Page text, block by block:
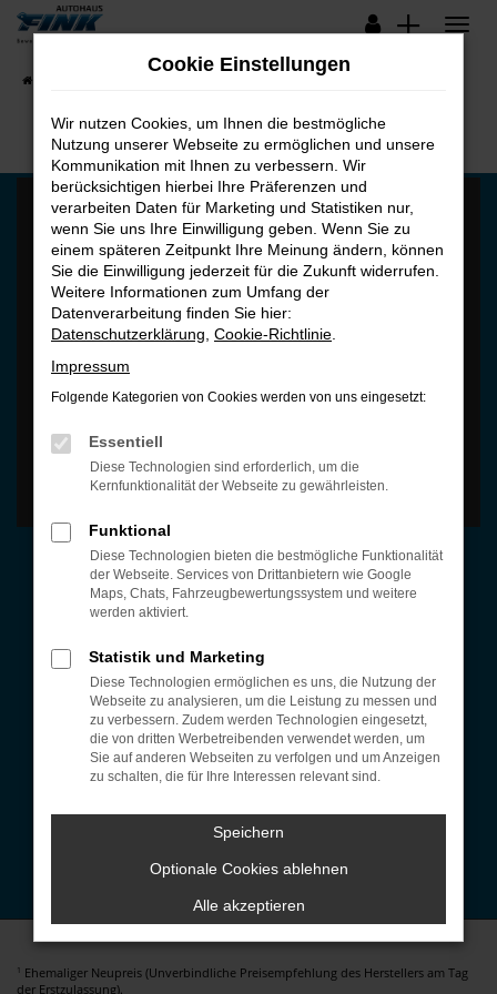
Zum
springen
Lagerfahrzeuge
Es wird versucht, Inhalte von maps.google.com
können Daten an Dritte weitergegeben werden. Wenn Sie damit
einverstanden sind, klicken Sie bitte auf "Bestätigen".
Bestätigen
Öffnungszeiten
Montag bis Donnerstag:
07:30 bis 12:00 Uhr und 13:00 bis 17:00 Uhr
Freitag:
07:30 bis 14:00 Uhr
Autohaus-Cockpit
Fahrzeug-Showroom|EU-Fahrzeuge Konfigurator|
Werkstattleistungen |Über uns|Kontakt|
Ansprechpartner
Tel.: +49 (0) 8324 445
E-Mail: info@fink-autohaus.de
1 Ehemaliger Neupreis (Unverbindliche Preisempfehlung des Herstellers am Tag
der Erstzulassung).
Cookie Einstellungen
Wir nutzen Cookies, um Ihnen die bestmögliche
Nutzung unserer Webseite zu ermöglichen und unsere
Kommunikation mit Ihnen zu verbessern. Wir
berücksichtigen hierbei Ihre Präferenzen und
verarbeiten Daten für Marketing und Statistiken nur,
wenn Sie uns Ihre Einwilligung geben. Wenn Sie zu
einem späteren Zeitpunkt Ihre Meinung ändern, können
Sie die Einwilligung jederzeit für die Zukunft widerrufen.
Weitere Informationen zum Umfang der
Datenverarbeitung finden Sie hier:
Datenschutzerklärung Cookie-Richtlinie
Impressum
Folgende Kategorien von Cookies werden von uns eingesetzt:
Essentiell
Diese Technologien sind erforderlich, um die
Kernfunktionalität der Webseite zu gewährleisten.
Funktional
Diese Technologien bieten die bestmögliche Funktionalität
der Webseite. Services von Drittanbietern wie Google
Maps, Chats, Fahrzeugbewertungssystem und weitere
werden aktiviert.
Statistik und Marketing
Diese Technologien ermöglichen es uns, die Nutzung der
Webseite zu analysieren, um die Leistung zu messen und
zu verbessern. Zudem werden Technologien eingesetzt,
die von dritten Werbetreibenden verwendet werden, um
Sie auf anderen Webseiten zu verfolgen und um Anzeigen
zu schalten, die für Ihre Interessen relevant sind.
Speichern
Optionale Cookies ablehnen
Alle akzeptieren